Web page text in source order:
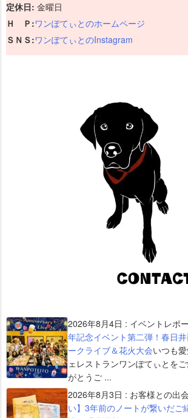
定休日: 金曜日
Ｈ Ｐ:ワンぽてぃとのホームページ
ＳＮＳ:ワンぽてぃとのInstagram
2026年8月4日 : イベントレポ
年記念イベント第二弾！春日
ークライブ＆花火大会いつも
ェレストランワンぽてぃとを
がとうご ...
2026年8月3日 : お客様との出
い】3年前のノートが繋いだご